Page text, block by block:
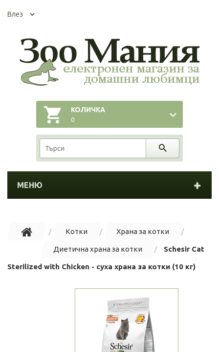
Влез
КОЛИЧКА
0
МЕНЮ
Котки Храна за котки
Диетична храна за котки Schesir Cat
Sterilized with Chicken - суха храна за котки (10 кг)